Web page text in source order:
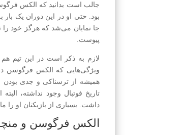
جالب است بدانید که الکس
بود. حتی او در این دوران یک
جا نمایان می‌شد که هرگز خود را
پیوست.
لازم به ذکر است در این تیم هم
ویژگی‌هایی که الکس فرگوسن
همیشه از ترسناکی و جدی بودن
تاریخ فوتبال وجود نداشته،
داشت. بسیاری از بازیکنان او را
الکس فرگوسن و